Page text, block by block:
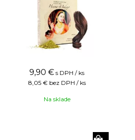
9,90 € s DPH / ks
8,05 € bez DPH / ks
Na sklade